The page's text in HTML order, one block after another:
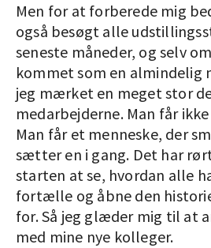
Men for at forberede mig
også besøgt alle
seneste måneder, og selv
kommet som en almindelig
jeg mærket en meget stor
medarbejderne. Man får
Man får et menneske, der
sætter en i gang. Det har
starten at se, hvordan alle
fortælle og åbne den
for. Så jeg glæder mig til at
med mine nye kolleger.